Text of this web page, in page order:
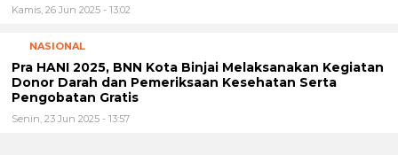
Kamis, 26 Jun 2025 - 13:02
NASIONAL
Pra HANI 2025, BNN Kota Binjai Melaksanakan Kegiatan
Donor Darah dan Pemeriksaan Kesehatan Serta
Pengobatan Gratis
Senin, 23 Jun 2025 - 13:57